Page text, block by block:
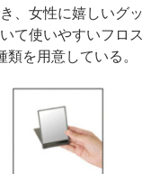
、女性に嬉しいグッ
て使いやすいフロス
を用意している。